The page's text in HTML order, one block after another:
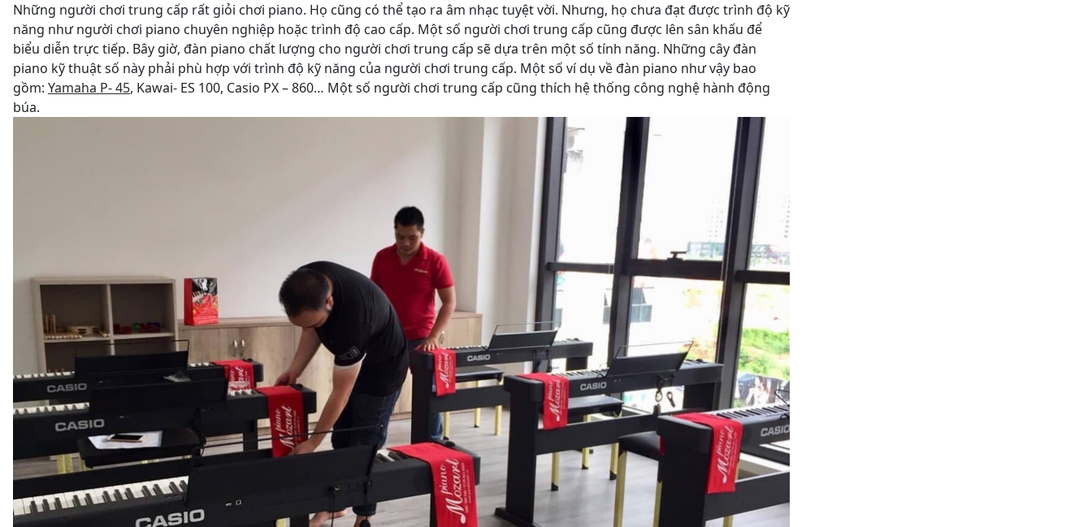
Những người chơi trung cấp rất giỏi chơi piano. Họ cũng có thể tạo ra âm nhạc tuyệt vời. Nhưng, họ chưa đạt được trình độ kỹ
năng như người chơi piano chuyên nghiệp hoặc trình độ cao cấp. Một số người chơi trung cấp cũng được lên sân khấu để
biểu diễn trực tiếp. Bây giờ, đàn piano chất lượng cho người chơi trung cấp sẽ dựa trên một số tính năng. Những cây đàn
piano kỹ thuật số này phải phù hợp với trình độ kỹ năng của người chơi trung cấp. Một số ví dụ về đàn piano như vậy bao
gồm: Yamaha P- 45, Kawai- ES 100, Casio PX – 860… Một số người chơi trung cấp cũng thích hệ thống công nghệ hành động
búa.